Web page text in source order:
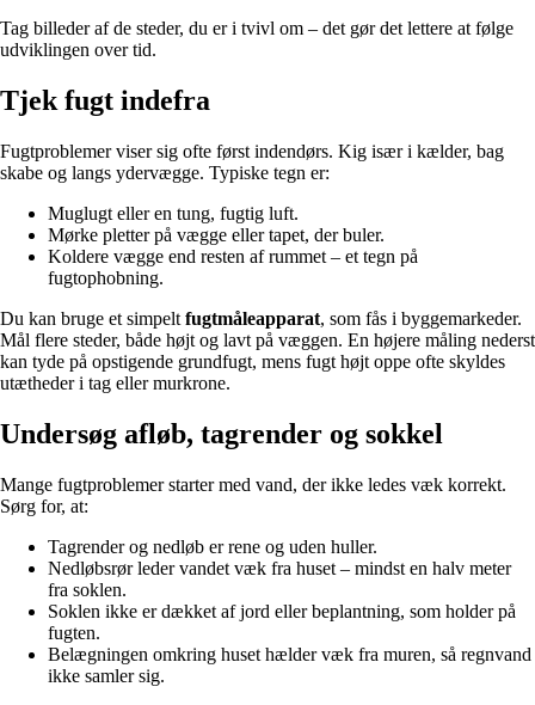
Tag billeder af de steder, du er i tvivl om – det gør det lettere at følge
udviklingen over tid.
Tjek fugt indefra
Fugtproblemer viser sig ofte først indendørs. Kig især i kælder, bag
skabe og langs ydervægge. Typiske tegn er:
Muglugt eller en tung, fugtig luft.
Mørke pletter på vægge eller tapet, der buler.
Koldere vægge end resten af rummet – et tegn på
fugtophobning.
Du kan bruge et simpelt fugtmåleapparat, som fås i byggemarkeder.
Mål flere steder, både højt og lavt på væggen. En højere måling nederst
kan tyde på opstigende grundfugt, mens fugt højt oppe ofte skyldes
utætheder i tag eller murkrone.
Undersøg afløb, tagrender og sokkel
Mange fugtproblemer starter med vand, der ikke ledes væk korrekt.
Sørg for, at:
Tagrender og nedløb er rene og uden huller.
Nedløbsrør leder vandet væk fra huset – mindst en halv meter
fra soklen.
Soklen ikke er dækket af jord eller beplantning, som holder på
fugten.
Belægningen omkring huset hælder væk fra muren, så regnvand
ikke samler sig.